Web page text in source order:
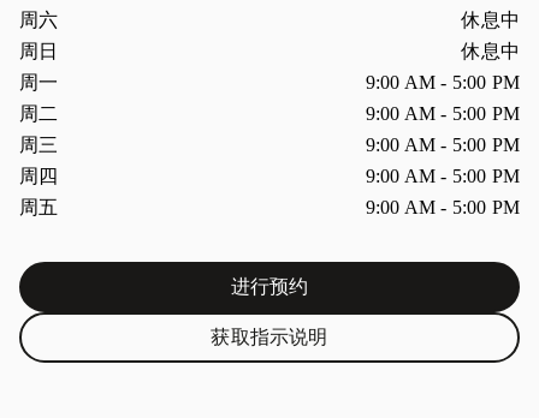
星期
周六
休息中
周日
休息中
周一
9:00 AM- 5:00 PM
周二
9:00 AM- 5:00 PM
周三
9:00 AM- 5:00 PM
周四
9:00 AM- 5:00 PM
周五
9:00 AM- 5:00 PM
进行预约Link Opens in New Tab
获取指示说明Link Opens in New Tab